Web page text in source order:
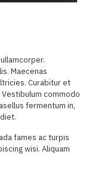
Maecenas
Curabitur et
commodo
fermentum in,
fames ac turpis
wisi. Aliquam